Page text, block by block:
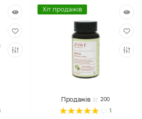
Хіт продажів
1
Продажів 200